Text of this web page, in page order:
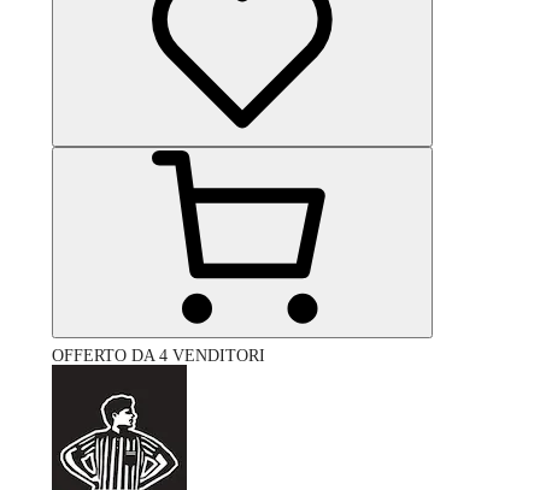
OFFERTO DA 4 VENDITORI